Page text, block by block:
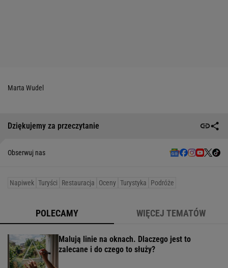
Marta Wudel
Dziękujemy za przeczytanie
Obserwuj nas
Napiwek Turyści Restauracja Oceny Turystyka Podróże
POLECAMY WIĘCEJ TEMATÓW
Malują linie na oknach. Dlaczego jest to
zalecane i do czego to służy?